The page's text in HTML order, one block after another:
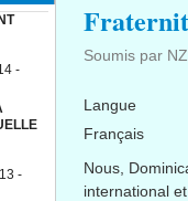
Soumis par
Langue
Français
Nous
international et
-
-